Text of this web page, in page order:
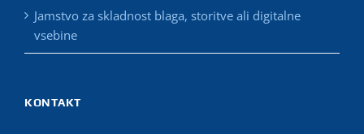
Jamstvo za skladnost blaga, storitve ali digitalne
vsebine
KONTAKT